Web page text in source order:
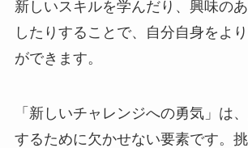
新しいスキルを学んだり、興味の
したりすることで、自分自身をよ
ができます。
「新しいチャレンジへの勇気」は
するために欠かせない要素です。